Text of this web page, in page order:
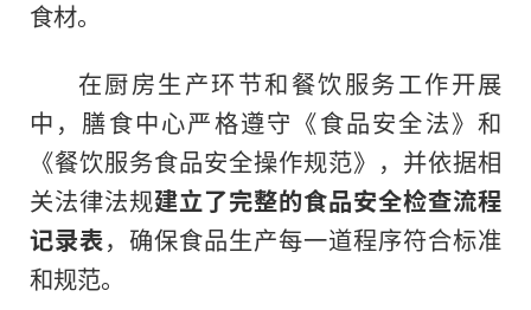
食材。
在厨房生产环节和餐饮服务工作开展
中，膳食中心严格遵守《食品安全法》和
《餐饮服务食品安全操作规范》，并依据相
关法律法规建立了完整的食品安全检查流程
记录表，确保食品生产每一道程序符合标准
和规范。